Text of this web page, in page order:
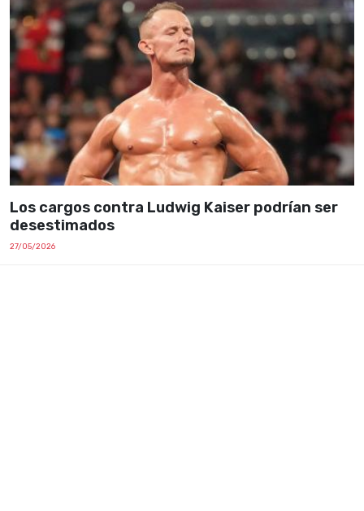
Los cargos contra Ludwig Kaiser podrían ser
desestimados
27/05/2026